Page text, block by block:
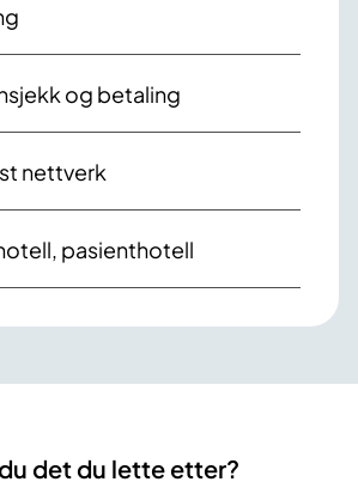
og betaling
nettverk
pasienthotell
det du lette etter?